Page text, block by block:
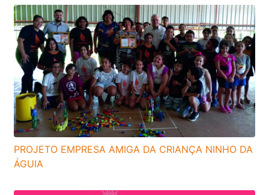
PROJETO EMPRESA AMIGA DA CRIANÇA NINHO DA
ÁGUIA